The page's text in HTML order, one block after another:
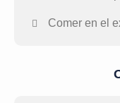
Comer en el